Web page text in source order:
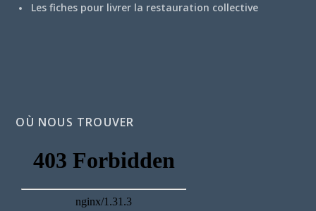
Les fiches pour livrer la restauration collective
OÙ NOUS TROUVER